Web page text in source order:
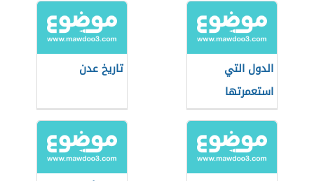
الدول التي
استعمرتها
بريطانيا
تاريخ عدن